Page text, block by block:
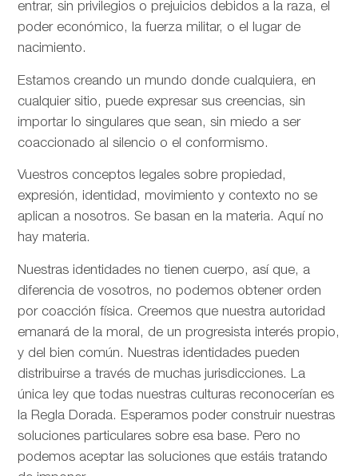
entrar, sin privilegios o prejuicios debidos a la raza, el
poder económico, la fuerza militar, o el lugar de
nacimiento.
Estamos creando un mundo donde cualquiera, en
cualquier sitio, puede expresar sus creencias, sin
importar lo singulares que sean, sin miedo a ser
coaccionado al silencio o el conformismo.
Vuestros conceptos legales sobre propiedad,
expresión, identidad, movimiento y contexto no se
aplican a nosotros. Se basan en la materia. Aquí no
hay materia.
Nuestras identidades no tienen cuerpo, así que, a
diferencia de vosotros, no podemos obtener orden
por coacción física. Creemos que nuestra autoridad
emanará de la moral, de un progresista interés propio,
y del bien común. Nuestras identidades pueden
distribuirse a través de muchas jurisdicciones. La
única ley que todas nuestras culturas reconocerían es
la Regla Dorada. Esperamos poder construir nuestras
soluciones particulares sobre esa base. Pero no
podemos aceptar las soluciones que estáis tratando